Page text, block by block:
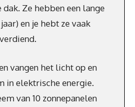
dak. Ze hebben een lange
en je hebt ze vaak
vangen het licht op en
in elektrische energie.
van 10 zonnepanelen